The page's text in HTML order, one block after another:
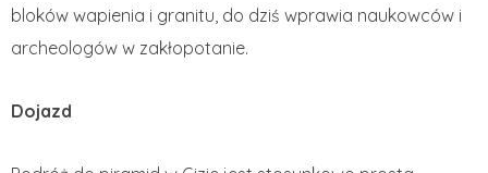
bloków wapienia i granitu, do dziś wprawia naukowców i
archeologów w zakłopotanie.
Dojazd